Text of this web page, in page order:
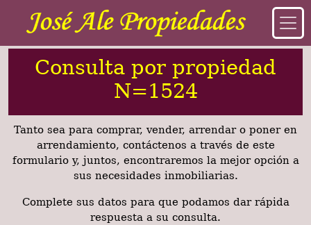
Consulta por propiedad
N=1524
Tanto sea para comprar, vender, arrendar o poner en
arrendamiento, contáctenos a través de este
formulario y, juntos, encontraremos la mejor opción a
sus necesidades inmobiliarias.
Complete sus datos para que podamos dar rápida
respuesta a su consulta.